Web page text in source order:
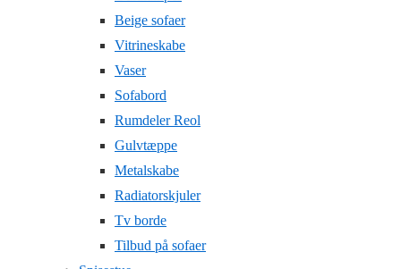
Beige sofaer
Vitrineskabe
Vaser
Sofabord
Rumdeler Reol
Gulvtæppe
Metalskabe
Radiatorskjuler
Tv borde
Tilbud på sofaer